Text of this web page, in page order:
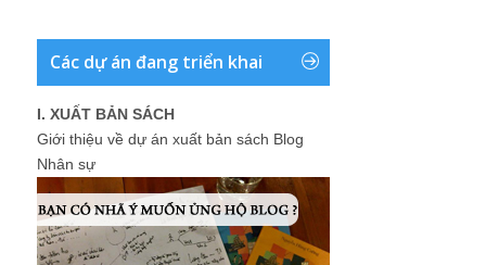
Các dự án đang triển khai
I. XUẤT BẢN SÁCH
Giới thiệu về dự án xuất bản sách Blog
Nhân sự